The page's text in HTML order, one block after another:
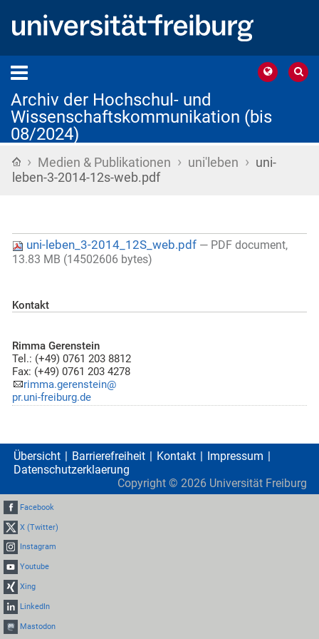
Archiv der Hochschul- und
Wissenschaftskommunikation (bis
08/2024)
Startseite
› Medien & Publikationen › uni'leben › uni-
leben-3-2014-12s-web.pdf
uni-leben_3-2014_12S_web.pdf — PDF document,
13.83 MB (14502606 bytes)
Kontakt
Rimma Gerenstein
Tel.: (+49) 0761 203 8812
Fax: (+49) 0761 203 4278
rimma.gerenstein@
pr.uni-freiburg.de
Übersicht Barrierefreiheit Kontakt
Impressum
Datenschutzerklaerung
Copyright © 2026 Universität Freiburg
Facebook
X (Twitter)
Instagram
Youtube
Xing
LinkedIn
Mastodon